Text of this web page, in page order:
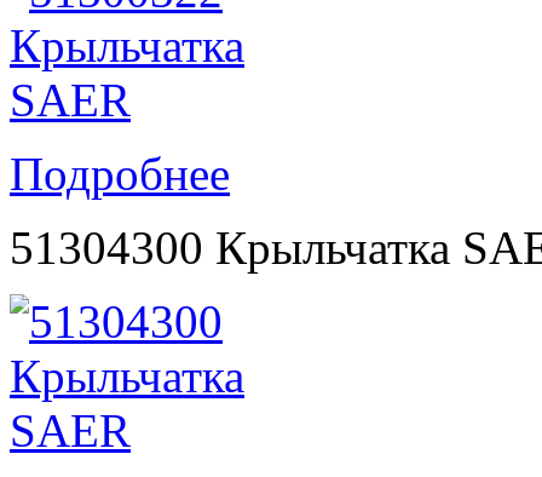
Подробнее
51304300 Крыльчатка